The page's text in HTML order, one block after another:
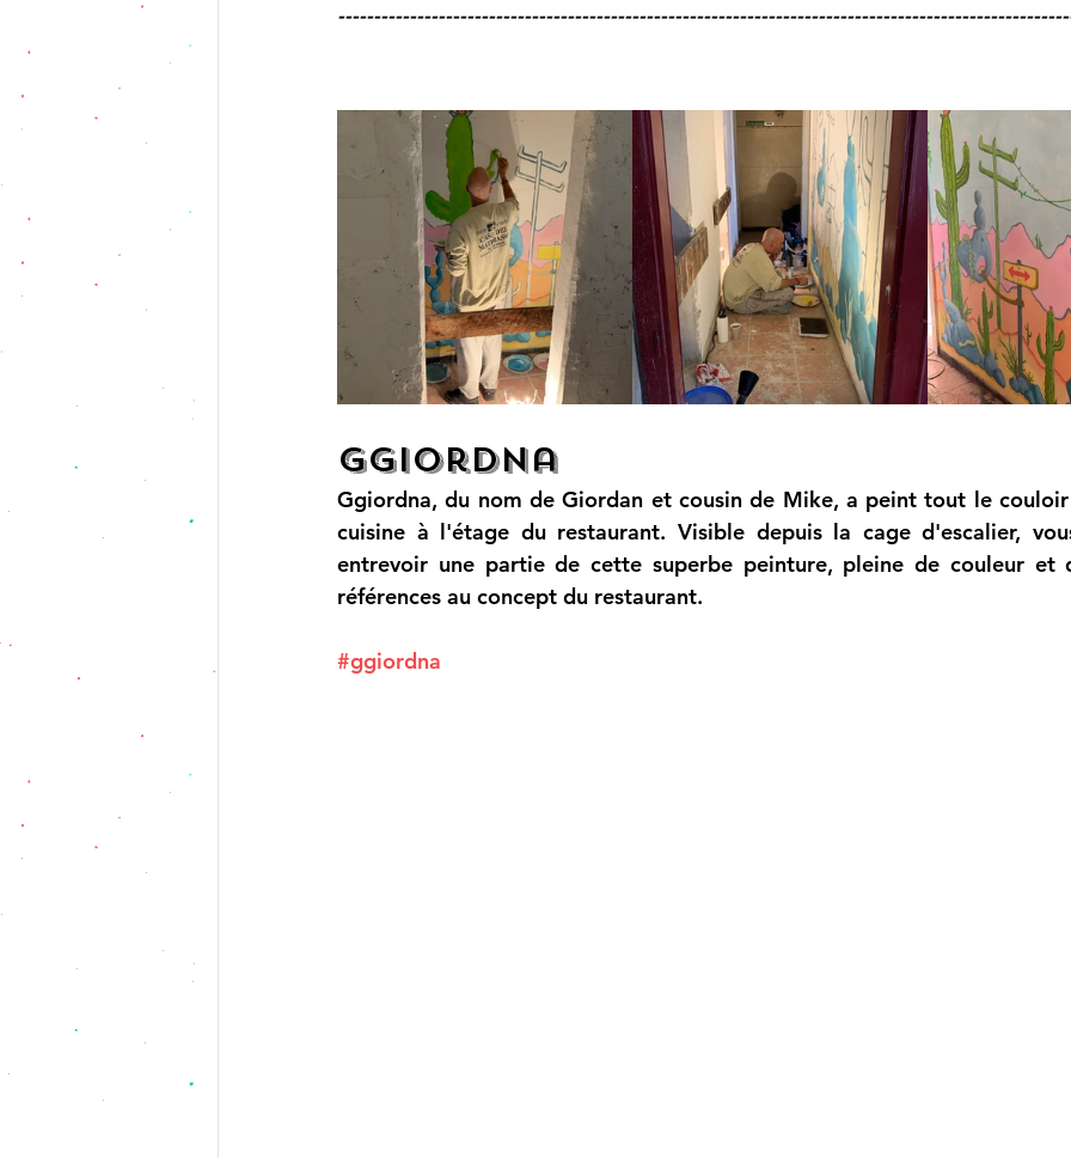
Ggiordna
Ggiordna, du nom de Giordan et cousin de Mike, a peint tout le
cuisine à l'étage du restaurant. Visible depuis la cage d'escalier,
entrevoir une partie de cette superbe peinture, pleine de couleur et
références au concept du restaurant.
#ggiordna